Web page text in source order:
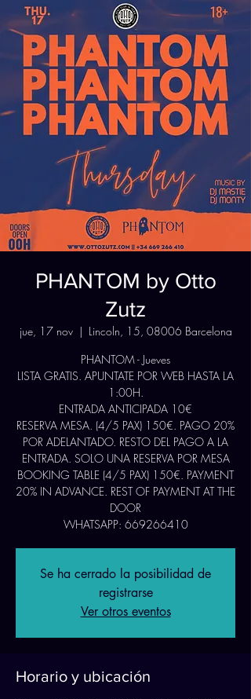
PHANTOM by Otto
Zutz
jue, 17 nov
  |
Lincoln, 15, 08006 Barcelona
PHANTOM - Jueves
LISTA GRATIS. APUNTATE POR WEB HASTA LA
1:00H.
ENTRADA ANTICIPADA 10€
RESERVA MESA. (4/5 PAX) 150€. PAGO 20%
POR ADELANTADO. RESTO DEL PAGO A LA
ENTRADA. SOLO UNA RESERVA POR MESA
BOOKING TABLE (4/5 PAX) 150€. PAYMENT
20% IN ADVANCE. REST OF PAYMENT AT THE
DOOR
WHATSAPP: 669266410
Se ha cerrado la posibilidad de
registrarse
Ver otros eventos
Horario y ubicación